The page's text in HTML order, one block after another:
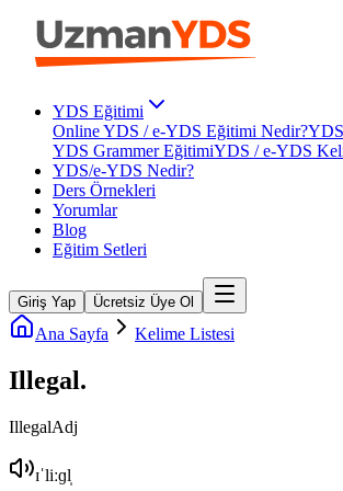
YDS Eğitimi
Online YDS / e-YDS Eğitimi Nedir?
YDS Grammer EğitimiYDS / e-YDS
YDS/e-YDS Nedir?
Ders Örnekleri
Yorumlar
Blog
Eğitim Setleri
Giriş Yap Ücretsiz Üye Ol
Ana Sayfa Kelime Listesi
Illegal.
IllegalAdj
ɪˈliːɡl̩